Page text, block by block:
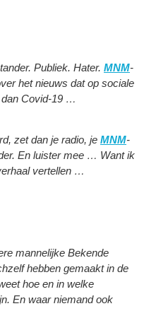
Publiek. Hater. MNM-
het nieuws dat op sociale
dan Covid-19 …
zet dan je radio, je MNM-
En luister mee … Want ik
vertellen …
mannelijke Bekende
hebben gemaakt in de
hoe en in welke
En waar niemand ook